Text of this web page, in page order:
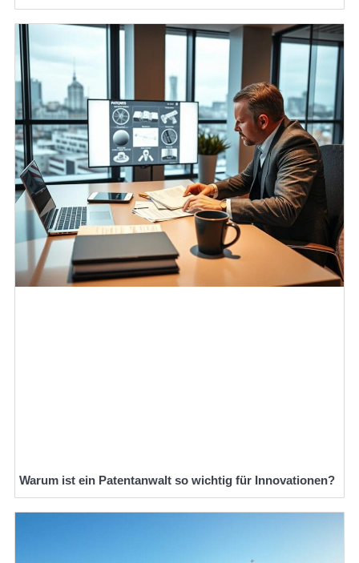
Warum ist ein Patentanwalt so wichtig für Innovationen?